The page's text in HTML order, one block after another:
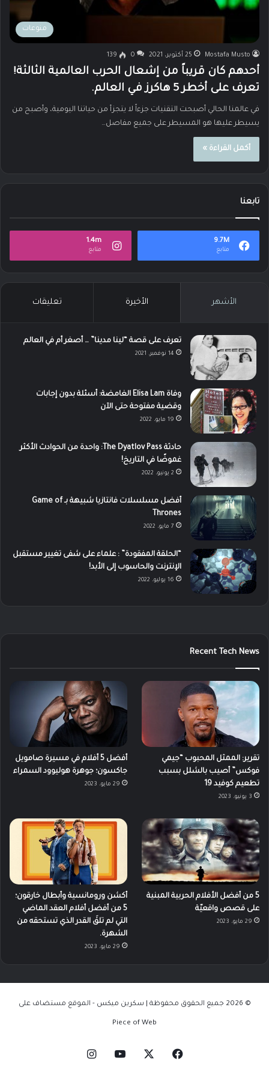
منوعات
Mostafa Musto 25 أكتوبر، 2021 0
139
أحدهم كان قريباً من إشعال الحرب العالمية الثالثة!
تعرف على أخطر 5 هاكرز في العالم.
في عالمنا الحالي أصبحت التقنيات جزءاً لا يتجزأ من حياتنا اليومية، وأصبح من
يسيطر عليها هو المسيطر على جميع مفاصل…
أكمل القراءة »
تابعنا
9.7M
متابع
1.4m
متابع
الأشهر الأخيرة تعليقات
تعرف على قصة “لينا مدينا” … أصغر أم في العالم
14 نوفمبر، 2021
وفاة Elisa Lam الغامضة: أسئلة بدون إجابات
وقضية مفتوحة حتى الآن
19 مايو، 2022
حادثة The Dyatlov Pass: واحدة من الحوادث الأكثر
غموضًا في التاريخ!
2 يونيو، 2022
أفضل مسلسلات فانتازيا شبيهة بـ Game of
Thrones
7 مايو، 2022
“الحلقة المفقودة” : علماء على شفى تغيير مستقبل
الإنترنت والحاسوب إلى الأبد!
16 يوليو، 2022
Recent Tech News
تقرير: الممثل المحبوب “جيمي
فوكس” أصيب بالشلل بسبب
تطعيم كوفيد 19
3 يونيو، 2023
أفضل 5 أفلام في مسيرة صامويل
جاكسون؛ جوهرة هوليوود السمراء
29 مايو، 2023
5 من أفضل الأفلام الحربية المبنية
على قصص واقعيّة
29 مايو، 2023
أكشن ورومانسية وأبطال خارقون؛
5 من أفضل أفلام العقد الماضي
التي لم تلقَ القدر الذي تستحقه من
الشهرة.
29 مايو، 2023
© 2026 جميع الحقوق محفوظة | سكرين ميكس - الموقع مستضاف على
Piece of Web
فيسبوك ‫YouTube